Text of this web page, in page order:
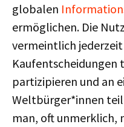
globalen
ermöglichen. Die
vermeintlich
Kaufentscheidungen
partizipieren und an
Weltbürger*innen
man, oft